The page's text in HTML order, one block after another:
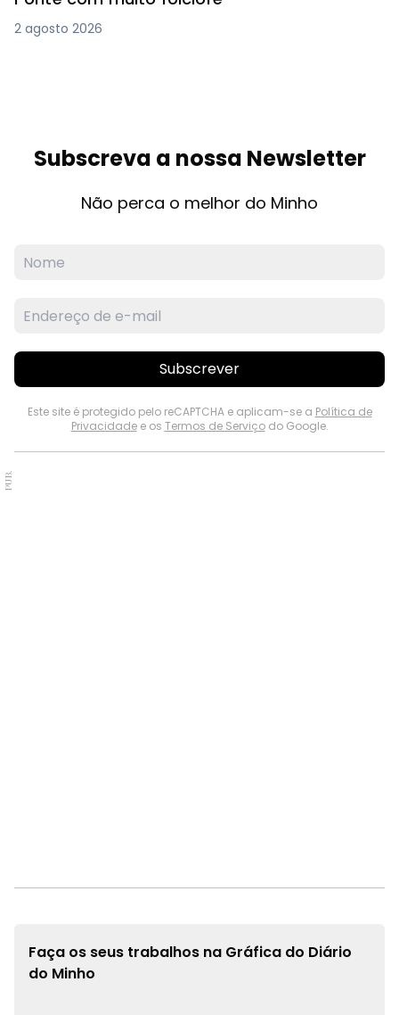
2 agosto 2026
Subscreva a nossa Newsletter
Não perca o melhor do Minho
Subscrever
Este site é protegido pelo reCAPTCHA e aplicam-se a Política de
Privacidadee os Termos de Serviçodo Google.
PUB.
Faça os seus trabalhos na Gráfica do Diário
do Minho